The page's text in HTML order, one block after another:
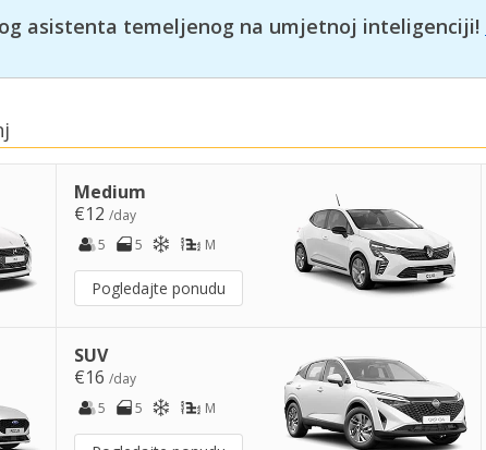
asistenta temeljenog na umjetnoj inteligenciji!
Medium
€12/day
5
5 M
Pogledajte ponudu
SUV
€16/day
5
5 M